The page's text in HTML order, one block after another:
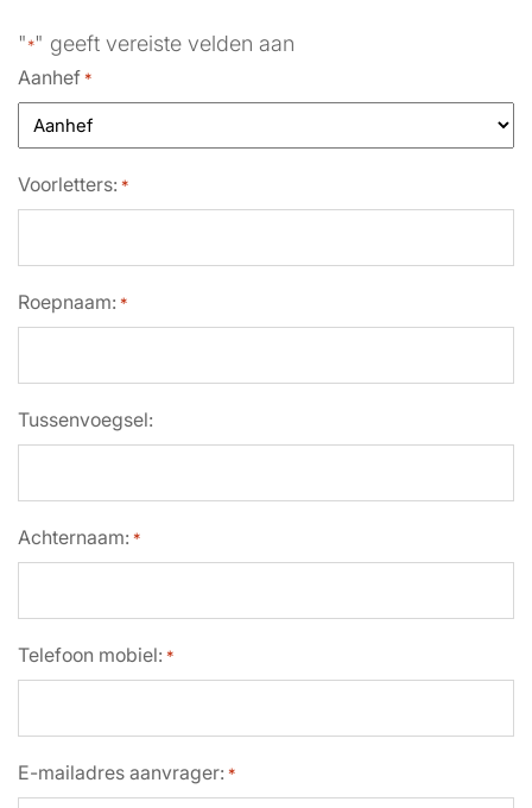
"*" geeft vereiste velden aan
Aanhef *
Voorletters: *
Roepnaam: *
Tussenvoegsel:
Achternaam: *
Telefoon mobiel: *
E-mailadres aanvrager: *